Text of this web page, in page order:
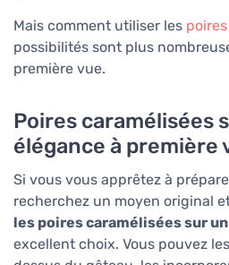
Mais comment utiliser les
possibilités sont plus
première vue.
Poires caramélisées
élégance à première
Si vous vous apprêtez à
recherchez un moyen original
les poires caramélisées sur
excellent choix. Vous pouvez